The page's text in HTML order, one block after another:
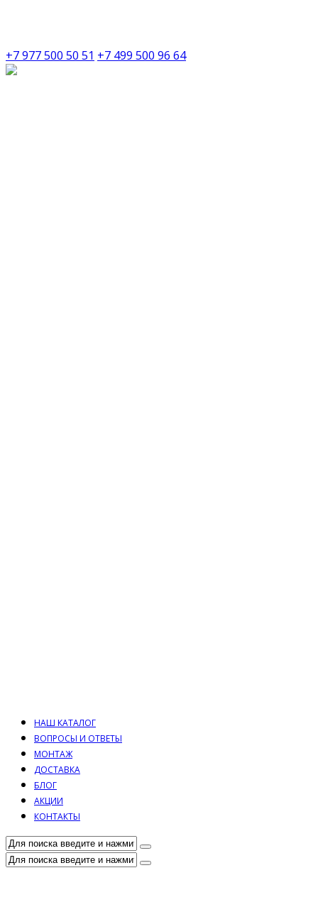
+7 977 500 50 51 +7 499 500 96 64
НАШ КАТАЛОГ
ВОПРОСЫ И ОТВЕТЫ
МОНТАЖ
ДОСТАВКА
БЛОГ
АКЦИИ
КОНТАКТЫ